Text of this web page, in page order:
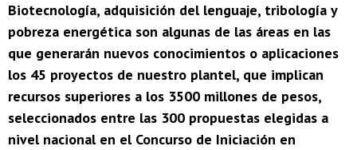
Biotecnología, adquisición del lenguaje, tribología y
pobreza energética son algunas de las áreas en las
que generarán nuevos conocimientos o aplicaciones
los 45 proyectos de nuestro plantel, que implican
recursos superiores a los 3500 millones de pesos,
seleccionados entre las 300 propuestas elegidas a
nivel nacional en el Concurso de Iniciación en